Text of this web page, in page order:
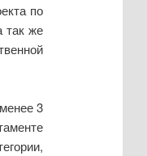
по
так же
3